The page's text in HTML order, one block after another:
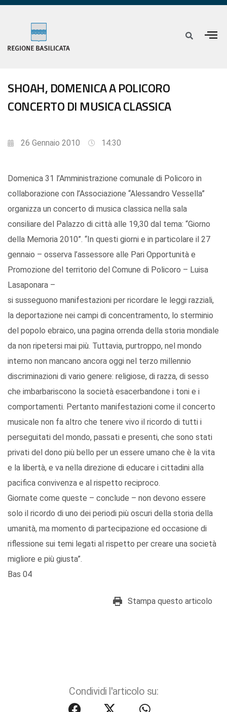
SHOAH, DOMENICA A POLICORO
CONCERTO DI MUSICA CLASSICA
26 Gennaio 2010 14:30
Domenica 31 l’Amministrazione comunale di Policoro in
collaborazione con l’Associazione “Alessandro Vessella”
organizza un concerto di musica classica nella sala
consiliare del Palazzo di città alle 19,30 dal tema: “Giorno
della Memoria 2010”. “In questi giorni e in particolare il 27
gennaio – osserva l’assessore alle Pari Opportunità e
Promozione del territorio del Comune di Policoro – Luisa
Lasaponara –
si susseguono manifestazioni per ricordare le leggi razziali,
la deportazione nei campi di concentramento, lo sterminio
del popolo ebraico, una pagina orrenda della storia mondiale
da non ripetersi mai più. Tuttavia, purtroppo, nel mondo
interno non mancano ancora oggi nel terzo millennio
discriminazioni di vario genere: religiose, di razza, di sesso
che imbarbariscono la società esacerbandone i toni e i
comportamenti. Pertanto manifestazioni come il concerto
musicale non fa altro che tenere vivo il ricordo di tutti i
perseguitati del mondo, passati e presenti, che sono stati
privati del dono più bello per un essere umano che è la vita
e la libertà, e va nella direzione di educare i cittadini alla
pacifica convivenza e al rispetto reciproco.
Giornate come queste – conclude – non devono essere
solo il ricordo di uno dei periodi più oscuri della storia della
umanità, ma momento di partecipazione ed occasione di
riflessione sui temi legati al rispetto per creare una società
migliore e più giusta”.
Bas 04
Stampa questo articolo
Condividi l'articolo su: